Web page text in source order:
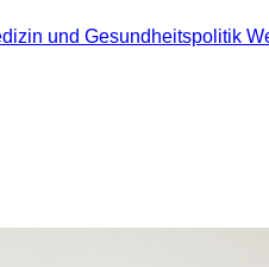
und Gesundheitspolitik